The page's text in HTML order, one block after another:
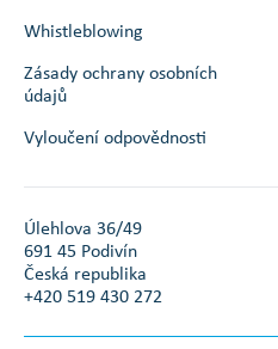
Whistleblowing
Zásady ochrany osobních
údajů
Vyloučení odpovědnosti
Úlehlova 36/49
691 45 Podivín
Česká republika
+420 519 430 272